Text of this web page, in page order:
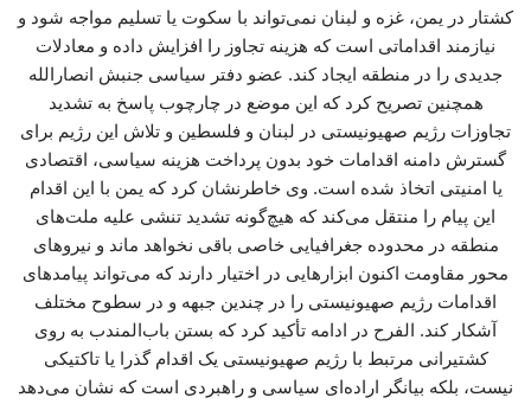
کشتار در یمن، غزه و لبنان نمی‌تواند با سکوت یا تسلیم مواجه شود و
نیازمند اقداماتی است که هزینه تجاوز را افزایش داده و معادلات
جدیدی را در منطقه ایجاد کند. عضو دفتر سیاسی جنبش انصارالله
همچنین تصریح کرد که این موضع در چارچوب پاسخ به تشدید
تجاوزات رژیم صهیونیستی در لبنان و فلسطین و تلاش این رژیم برای
گسترش دامنه اقدامات خود بدون پرداخت هزینه سیاسی، اقتصادی
یا امنیتی اتخاذ شده است. وی خاطرنشان کرد که یمن با این اقدام
این پیام را منتقل می‌کند که هیچ‌گونه تشدید تنشی علیه ملت‌های
منطقه در محدوده جغرافیایی خاصی باقی نخواهد ماند و نیروهای
محور مقاومت اکنون ابزارهایی در اختیار دارند که می‌تواند پیامدهای
اقدامات رژیم صهیونیستی را در چندین جبهه و در سطوح مختلف
آشکار کند. الفرح در ادامه تأکید کرد که بستن باب‌المندب به روی
کشتیرانی مرتبط با رژیم صهیونیستی یک اقدام گذرا یا تاکتیکی
نیست، بلکه بیانگر اراده‌ای سیاسی و راهبردی است که نشان می‌دهد